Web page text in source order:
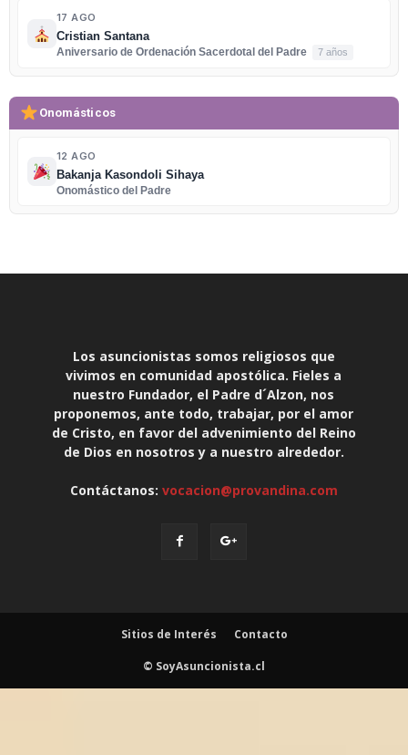
17 AGO
Cristian Santana
Aniversario de Ordenación Sacerdotal del Padre
7 años
Onomásticos
12 AGO
Bakanja Kasondoli Sihaya
Onomástico del Padre
Los asuncionistas somos religiosos que
vivimos en comunidad apostólica. Fieles a
nuestro Fundador, el Padre d´Alzon, nos
proponemos, ante todo, trabajar, por el amor
de Cristo, en favor del advenimiento del Reino
de Dios en nosotros y a nuestro alrededor.
Contáctanos: vocacion@provandina.com
Sitios de Interés Contacto
© SoyAsuncionista.cl